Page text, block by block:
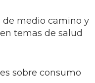
de medio camino y
temas de salud
sobre consumo